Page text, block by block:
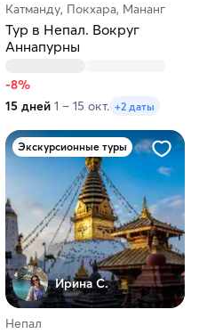
Катманду, Покхара, Мананг
Тур в Непал. Вокруг
Аннапурны
-8%
15 дней 1 – 15 окт. +2 даты
Экскурсионные туры
Ирина С.
Непал